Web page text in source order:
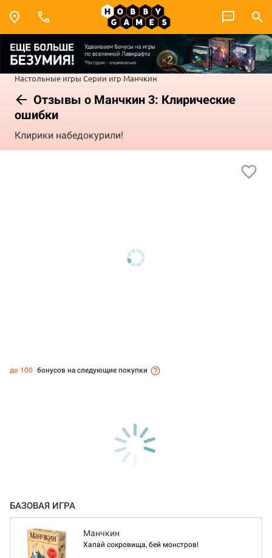
Настольные игры Серии игр Манчкин
Отзывы о Манчкин 3: Клирические
ошибки
Клирики набедокурили!
до 100 бонусов на следующие покупки
БАЗОВАЯ ИГРА
Манчкин
Хапай сокровища, бей монстров!